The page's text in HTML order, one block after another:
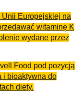
Europejskiej na
witaminę K
wydane przez
Food pod pozycją
i bioaktywna do
diety.